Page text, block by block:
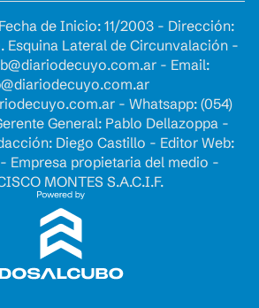
de Inicio: 11/2003 - Dirección:
Esquina Lateral de Circunvalación -
- Email:
- Whatsapp: (054)
General: Pablo Dellazoppa -
Diego Castillo - Editor Web:
Empresa propietaria del medio -
MONTES S.A.C.I.F.